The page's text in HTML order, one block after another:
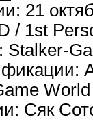
21
/ 1st
World
Сяк